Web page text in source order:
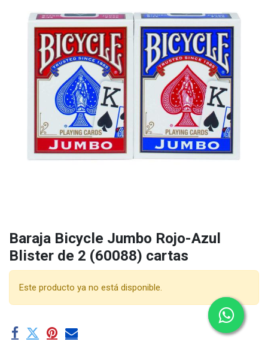
Baraja Bicycle Jumbo Rojo-Azul
Blister de 2 (60088) cartas
Este producto ya no está disponible.